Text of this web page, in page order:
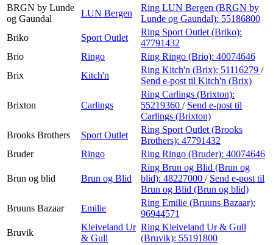
BRGN by Lunde
og Gaundal
LUN Bergen
Ring LUN Bergen (BRGN by
Lunde og Gaundal): 55186800
Briko
Sport Outlet
Ring Sport Outlet (Briko):
47791432
Brio
Ringo Ring Ringo (Brio): 40074646
Brix
Kitch'n
Ring Kitch'n (Brix): 51116279 /
Send e-post til Kitch'n (Brix)
Brixton Carlings
Ring Carlings (Brixton):
55219360 / Send e-post til
Carlings (Brixton)
Brooks Brothers
Sport Outlet
Ring Sport Outlet (Brooks
Brothers): 47791432
Bruder
Ringo Ring Ringo (Bruder): 40074646
Brun og blid Brun og Blid
Ring Brun og Blid (Brun og
blid): 48227000 / Send e-post til
Brun og Blid (Brun og blid)
Bruuns Bazaar
Emilie
Ring Emilie (Bruuns Bazaar):
96944571
Bruvik
Kleiveland Ur
& Gull
Ring Kleiveland Ur & Gull
(Bruvik): 55191800